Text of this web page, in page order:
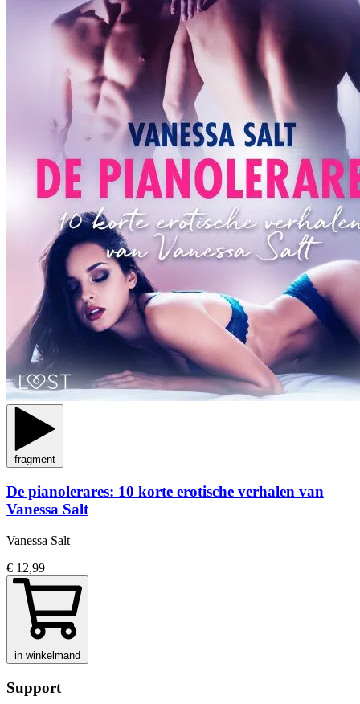
fragment
De pianolerares: 10 korte erotische verhalen van
Vanessa Salt
Vanessa Salt
€ 12,99
in winkelmand
Support